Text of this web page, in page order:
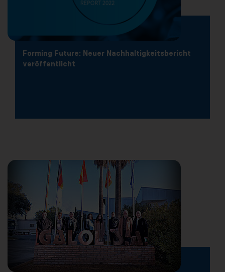
Forming Future: Neuer Nachhaltigkeitsbericht
veröffentlicht